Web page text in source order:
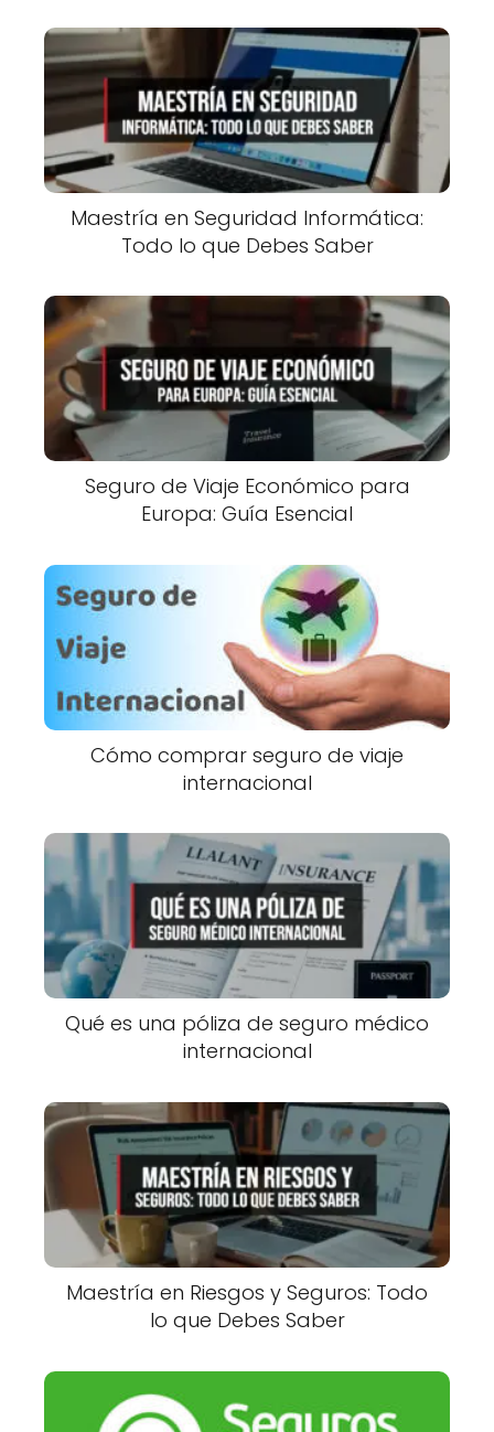
Maestría en Seguridad Informática:
Todo lo que Debes Saber
Seguro de Viaje Económico para
Europa: Guía Esencial
Cómo comprar seguro de viaje
internacional
Qué es una póliza de seguro médico
internacional
Maestría en Riesgos y Seguros: Todo
lo que Debes Saber